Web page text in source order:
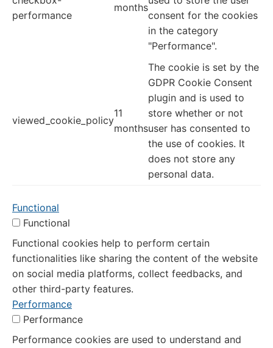
performance
months
consent for the cookies
in the category
"Performance".
viewed_cookie_policy
11
months
The cookie is set by the
GDPR Cookie Consent
plugin and is used to
store whether or not
user has consented to
the use of cookies. It
does not store any
personal data.
Functional
Functional
Functional cookies help to perform certain
functionalities like sharing the content of the website
on social media platforms, collect feedbacks, and
other third-party features.
Performance
Performance
Performance cookies are used to understand and